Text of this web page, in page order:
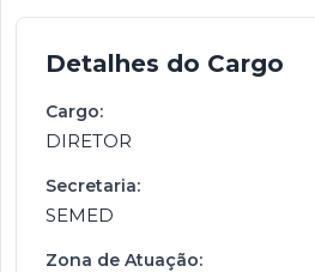
Detalhes do Cargo
Cargo:
DIRETOR
Secretaria:
SEMED
Zona de Atuação: